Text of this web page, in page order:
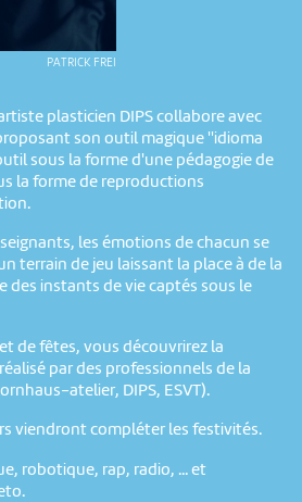
PATRICK FREI
plasticien DIPS collabore avec
son outil magique ''idioma
sous la forme d'une pédagogie de
la forme de reproductions
les émotions de chacun se
terrain de jeu laissant la place à de la
des instants de vie captés sous le
de fêtes, vous découvrirez la
par des professionnels de la
atelier, DIPS, ESVT).
viendront compléter les festivités.
robotique, rap, radio, ... et